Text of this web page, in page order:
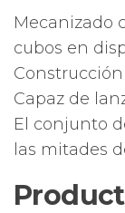
Mecanizado
cubos en
Capaz de
El conjunto
las mitades